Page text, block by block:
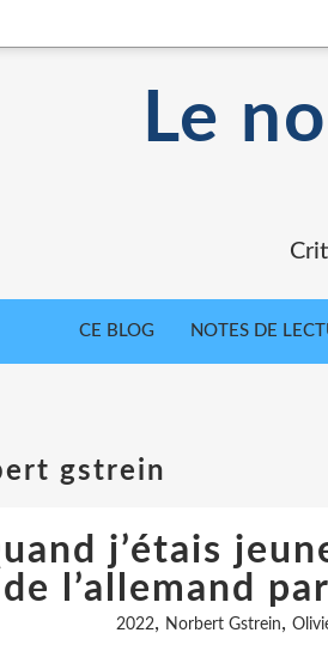
Le
CE BLOG NOTES DE
gstrein
j’étais
de l’allemand
2022, Norbert Gstrein,